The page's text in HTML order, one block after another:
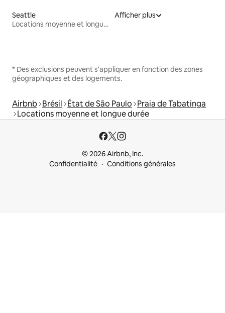
Seattle
Locations moyenne et longue durée
Afficher plus
* Des exclusions peuvent s'appliquer en fonction des zones
géographiques et des logements.
Airbnb Brésil État de São Paulo Praia de Tabatinga
Locations moyenne et longue durée
© 2026 Airbnb, Inc.
Confidentialité
Conditions générales